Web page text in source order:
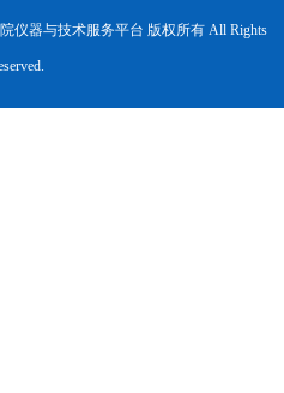
仪器与技术服务平台 版权所有 All Rights